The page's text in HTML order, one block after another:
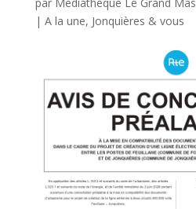
| A la une, Jonquières & vous